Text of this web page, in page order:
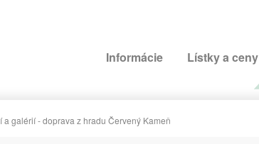
Informácie Lístky a ceny
a galérií - doprava z hradu Červený Kameň